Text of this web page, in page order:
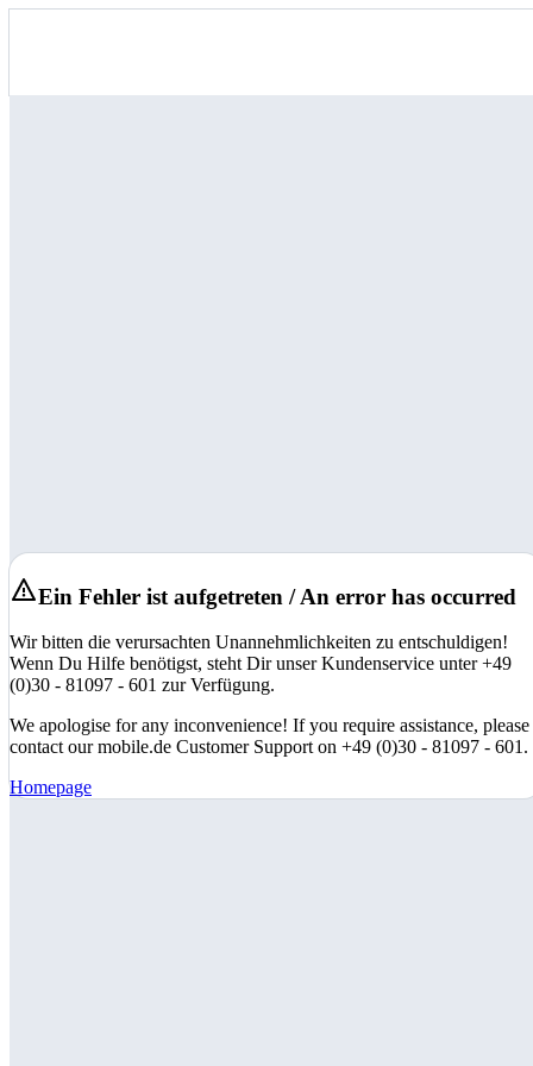
Ein Fehler ist aufgetreten / An error has occurred
Wir bitten die verursachten Unannehmlichkeiten zu entschuldigen!
Wenn Du Hilfe benötigst, steht Dir unser Kundenservice unter +49
(0)30 - 81097 - 601 zur Verfügung.
We apologise for any inconvenience! If you require assistance, please
contact our mobile.de Customer Support on +49 (0)30 - 81097 - 601.
Homepage